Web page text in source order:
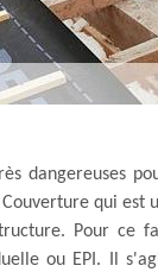
dangereuses
qui est
Pour ce
ou EPI. Il